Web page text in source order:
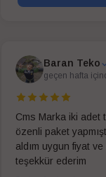
Baran Teko
geçen hafta
Cms Marka iki adet
özenli paket
aldım uygun fiyat
teşekkür ederim